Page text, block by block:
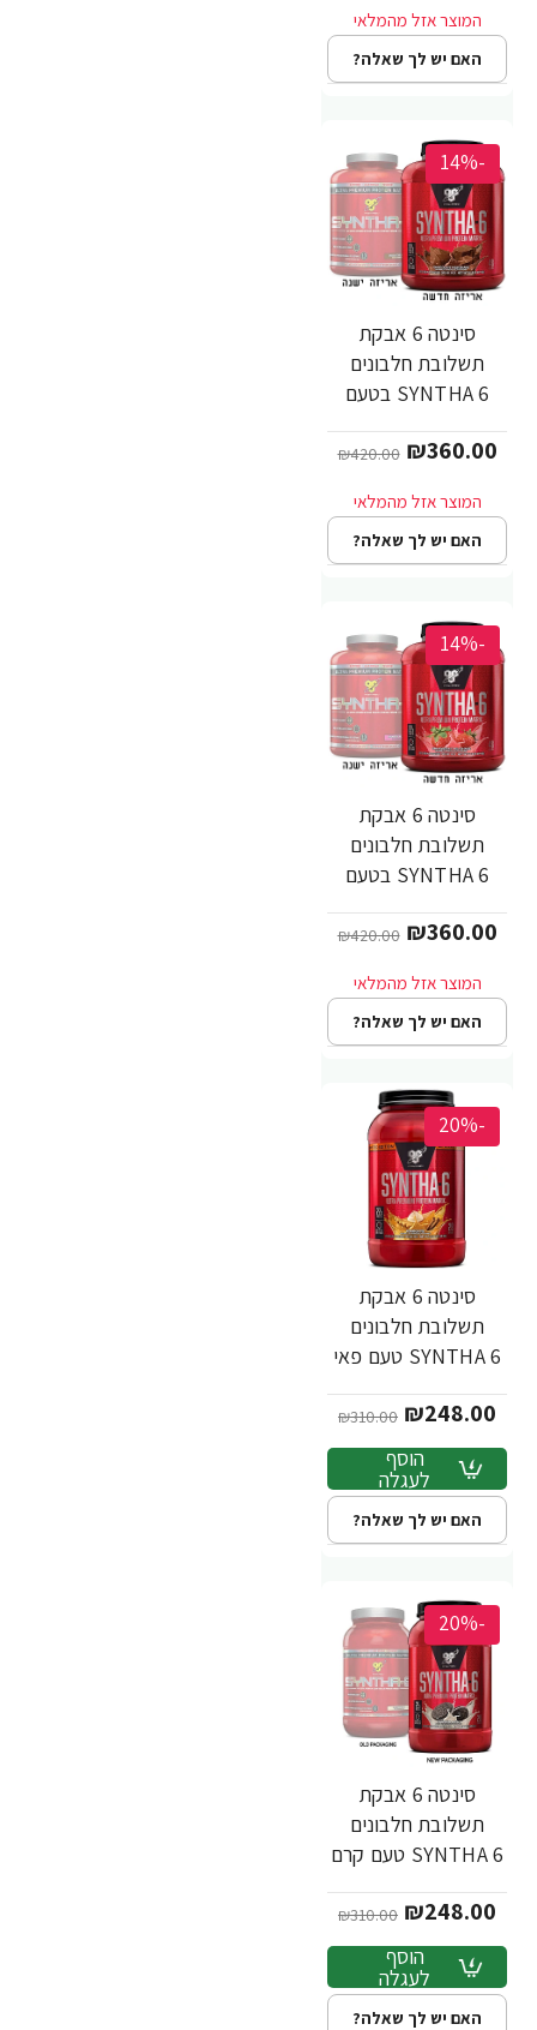
האם יש לך שאלה?
-14%
סינטה 6 אבקת
תשלובת חלבונים
SYNTHA 6 בטעם
משקל 2.27 ק"ג - ₪360.00
₪420.00
האם יש לך שאלה?
-14%
סינטה 6 אבקת
תשלובת חלבונים
SYNTHA 6 בטעם
מבית BSN
₪360.00
₪420.00
האם יש לך שאלה?
-20%
סינטה 6 אבקת
תשלובת חלבונים
SYNTHA 6 טעם פאי
מבית BSN
₪248.00
₪310.00
הוסף
לעגלה
האם יש לך שאלה?
-20%
סינטה 6 אבקת
תשלובת חלבונים
SYNTHA 6 טעם קרם
מבית BSN
₪248.00
₪310.00
הוסף
לעגלה
האם יש לך שאלה?